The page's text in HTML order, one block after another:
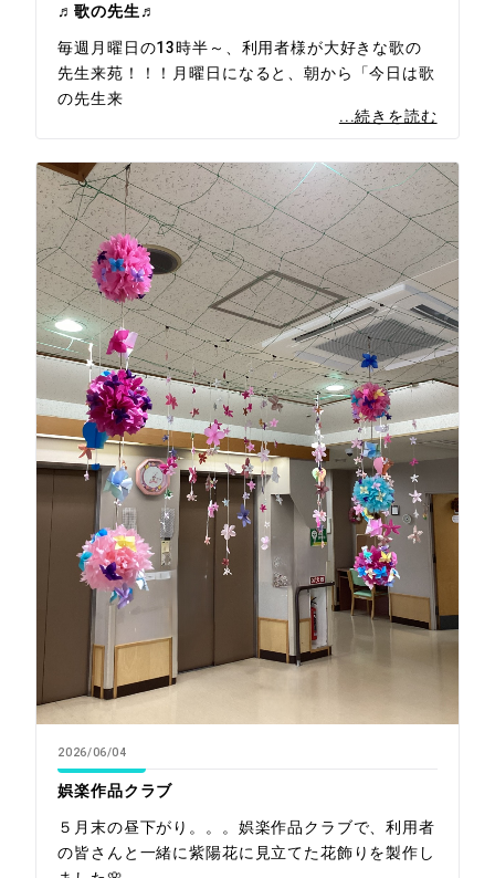
♬歌の先生♬
毎週月曜日の13時半～、利用者様が大好きな歌の
先生来苑！！！月曜日になると、朝から「今日は歌
の先生来
...続きを読む
2026/06/04
娯楽作品クラブ
５月末の昼下がり。。。娯楽作品クラブで、利用者
の皆さんと一緒に紫陽花に見立てた花飾りを製作し